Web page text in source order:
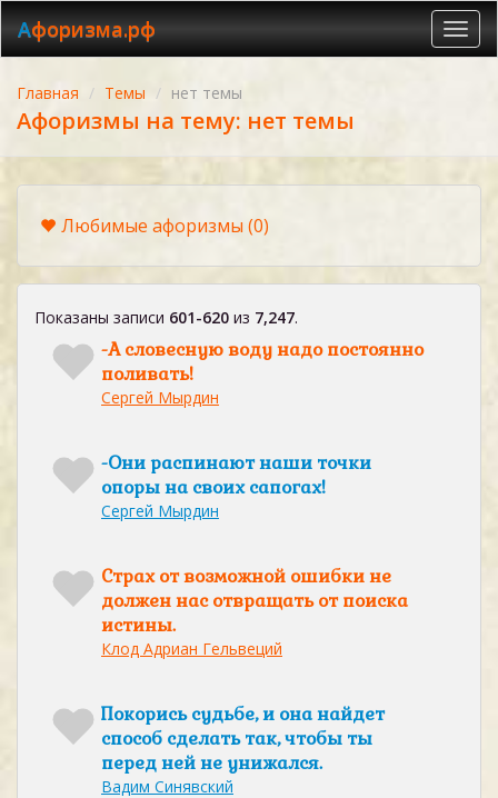
Афоризма.рф
Главная Темы нет темы
Афоризмы на тему: нет темы
Любимые афоризмы(0)
Показаны записи 601-620 из 7,247.
-А словесную воду надо постоянно
поливать!
Сергей Мырдин
-Они распинают наши точки
опоры на своих сапогах!
Сергей Мырдин
Страх от возможной ошибки не
должен нас отвращать от поиска
истины.
Клод Адриан Гельвеций
Покорись судьбе, и она найдет
способ сделать так, чтобы ты
перед ней не унижался.
Вадим Синявский